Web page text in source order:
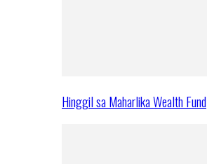
Hinggil sa Maharlika Wealth Fund